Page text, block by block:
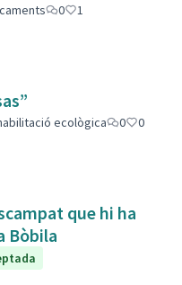
0
1
ecològica 0
0
que hi ha
Bòbila